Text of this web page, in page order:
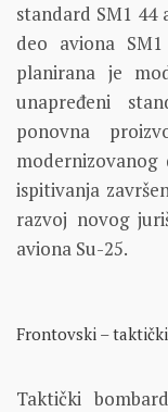
standard SM1 44
deo aviona
planirana je
unapređeni
ponovna
modernizovanog
ispitivanja
razvoj novog
aviona Su-25.
Frontovski –
Taktički